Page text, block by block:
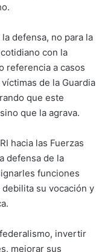
defensa, no para la
con la
referencia a casos
de la Guardia
que este
que la agrava.
hacia las Fuerzas
defensa de la
funciones
debilita su vocación y
invertir
mejorar sus